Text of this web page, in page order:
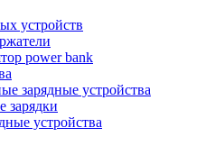
устройств
power bank
зарядные устройства
зарядки
устройства